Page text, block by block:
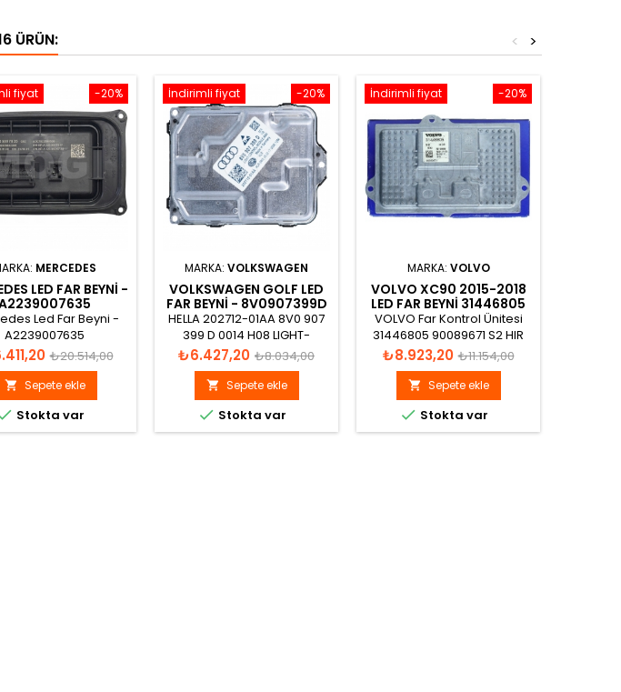
ÜRÜN: >
<
-20%
fiyat
MERCEDES
LED FAR BEYNI -
Led Far Beyni -
A2239007635
Normal
fiyat
₺20.514,00
 Sepete ekle
Stokta var
-20%
İndirimli fiyat
MARKA: VOLKSWAGEN
VOLKSWAGEN GOLF LED
FAR BEYNI - 8V0907399D
HELLA 202712-01AA 8V0 907
399 D 0014 H08 LIGHT-
CONTROL-MODULE-MAX
Made in Germany HLR-0W5
0014 2379
Fiyat
₺6.427,20 Normal
fiyat
₺8.034,00
 Sepete ekle
 Stokta var
-20%
İndirimli fiyat
MARKA: VOLVO
VOLVO XC90 2015-2018
LED FAR BEYNI 31446805
VOLVO Far Kontrol Ünitesi
31446805 90089671 S2 HIR
H07 S0005 Made in EU
Fiyat
₺8.923,20 Normal
fiyat
₺11.154,00
 Sepete ekle
 Stokta var